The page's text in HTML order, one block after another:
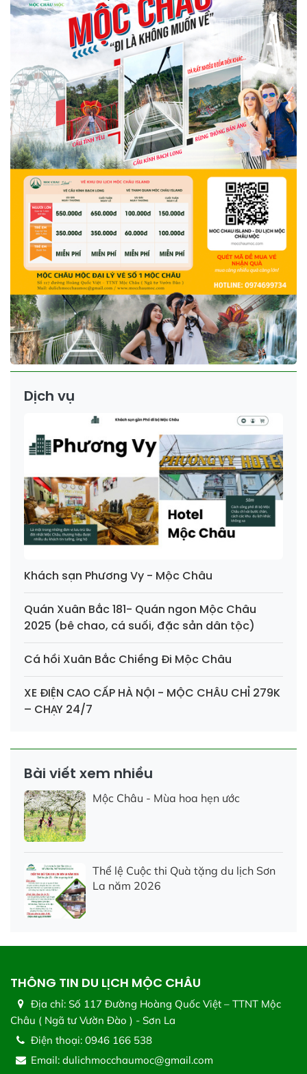
Dịch vụ
Khách sạn Phương Vy - Mộc Châu
Quán Xuân Bắc 181- Quán ngon Mộc Châu
2025 (bê chao, cá suối, đặc sản dân tộc)
Cá hồi Xuân Bắc Chiềng Đi Mộc Châu
XE ĐIỆN CAO CẤP HÀ NỘI - MỘC CHÂU CHỈ 279K
– CHẠY 24/7
Bài viết xem nhiều
Mộc Châu - Mùa hoa hẹn ước
Thể lệ Cuộc thi Quà tặng du lịch Sơn
La năm 2026
THÔNG TIN DU LỊCH MỘC CHÂU
Địa chỉ: Số 117 Đường Hoàng Quốc Việt – TTNT Mộc
Châu ( Ngã tư Vườn Đào ) - Sơn La
Điện thoại: 0946 166 538
Email: dulichmocchaumoc@gmail.com